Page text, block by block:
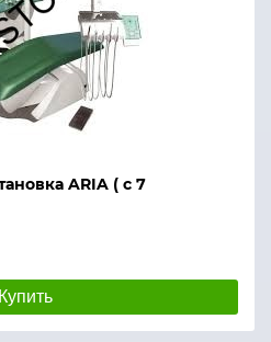
ARIA ( с 7
Купить